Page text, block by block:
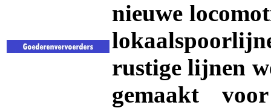
nieuwe
rustige lijnen
gemaakt